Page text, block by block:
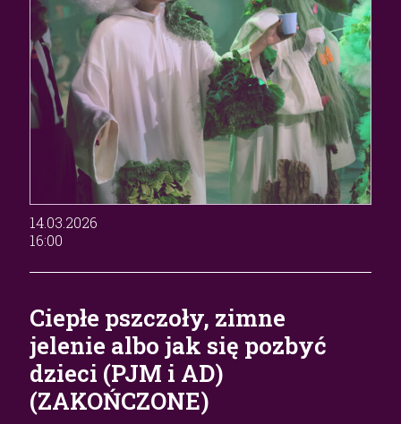
14.03.2026
16:00
Ciepłe pszczoły, zimne
jelenie albo jak się pozbyć
dzieci (PJM i AD)
(ZAKOŃCZONE)